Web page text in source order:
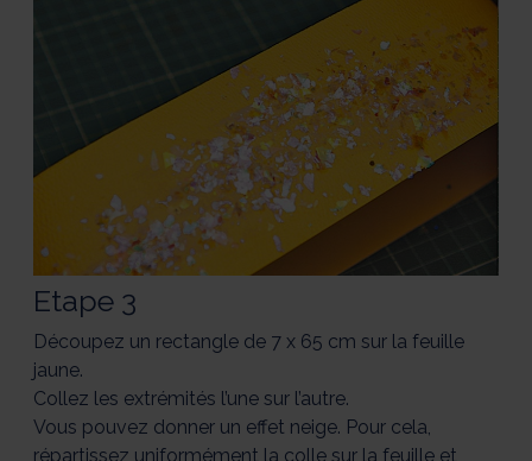
Etape 3
Découpez un rectangle de 7 x 65 cm sur la feuille
jaune.
Collez les extrémités l’une sur l’autre.
Vous pouvez donner un effet neige. Pour cela,
répartissez uniformément la colle sur la feuille et